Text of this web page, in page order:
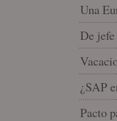
Una
De
¿SAP
Pacto